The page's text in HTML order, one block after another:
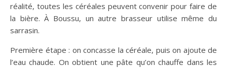
réalité, toutes les céréales peuvent convenir pour faire de
la bière. À Boussu, un autre brasseur utilise même du
sarrasin.
Première étape : on concasse la céréale, puis on ajoute de
l’eau chaude. On obtient une pâte qu’on chauffe dans les